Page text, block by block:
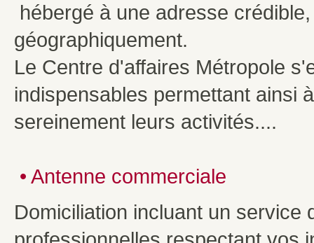
hébergé à une adresse
géographiquement.
Le Centre d'affaires Métropole
indispensables permettant ainsi
sereinement leurs activités....
• Antenne commerciale
Domiciliation incluant un